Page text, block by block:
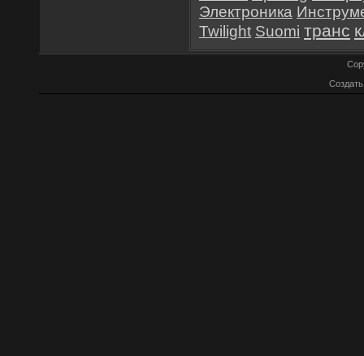
Электроника
Twilight Suomi транс